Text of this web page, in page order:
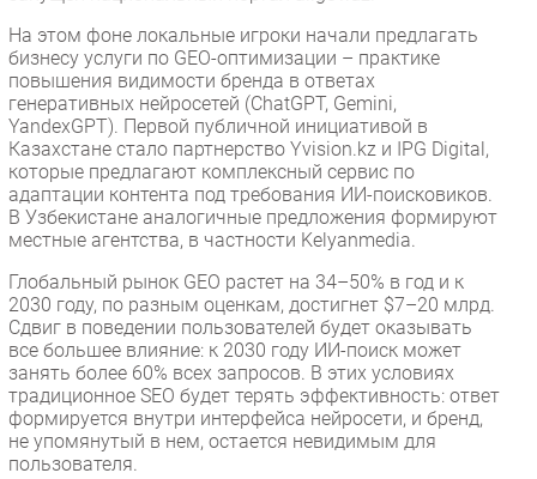
Каталог компаний
На этом фоне локальные игроки начали предлагать
бизнесу услуги по GEO-оптимизации – практике
повышения видимости бренда в ответах
генеративных нейросетей (ChatGPT, Gemini,
YandexGPT). Первой публичной инициативой в
Казахстане стало партнерство Yvision.kz и IPG Digital,
которые предлагают комплексный сервис по
адаптации контента под требования ИИ-поисковиков.
В Узбекистане аналогичные предложения формируют
местные агентства, в частности Kelyanmedia.
Глобальный рынок GEO растет на 34–50% в год и к
2030 году, по разным оценкам, достигнет $7–20 млрд.
Сдвиг в поведении пользователей будет оказывать
все большее влияние: к 2030 году ИИ-поиск может
занять более 60% всех запросов. В этих условиях
традиционное SEO будет терять эффективность: ответ
формируется внутри интерфейса нейросети, и бренд,
не упомянутый в нем, остается невидимым для
пользователя.